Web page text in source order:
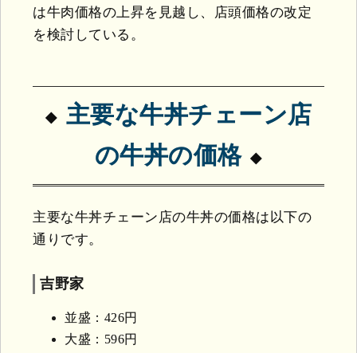
は牛肉価格の上昇を見越し、店頭価格の改定
を検討している。
主要な牛丼チェーン店
の牛丼の価格
主要な牛丼チェーン店の牛丼の価格は以下の
通りです。
吉野家
並盛：426円
大盛：596円